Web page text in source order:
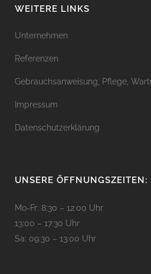
WEITERE LINKS
Unternehmen
Referenzen
Gebrauchsanweisung, Pflege,
Impressum
Datenschutzerklärung
UNSERE ÖFFNUNGSZEITEN:
Mo-Fr: 8:30 – 12:00 Uhr
13:00 – 17:30 Uhr
Sa: 09:30 – 13:00 Uhr